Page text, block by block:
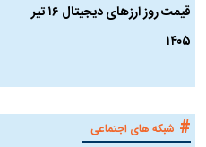
قیمت روز ارز‌های دیجیتال ۱۶ تیر
۱۴۰۵
# شبکه های اجتماعی